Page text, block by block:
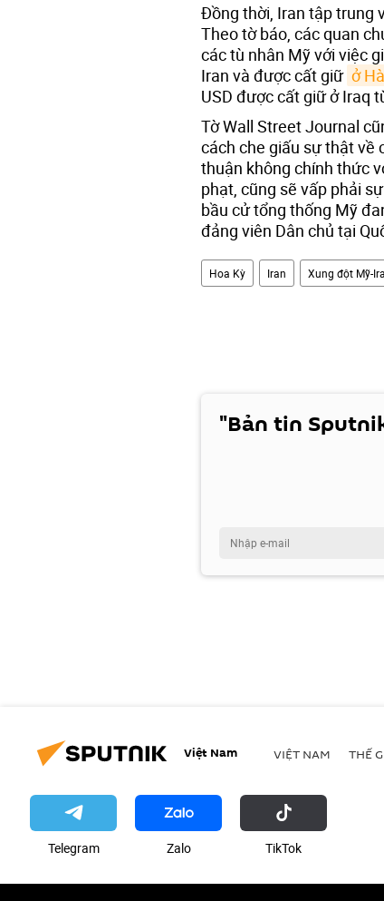
Đồng thời, Iran tập trung
Theo tờ báo, các quan
các tù nhân Mỹ với việc
Iran và được cất giữ ở
USD được cất giữ ở Iraq
Tờ Wall Street Journal
cách che giấu sự thật về
thuận không chính thức
phạt, cũng sẽ vấp phải
bầu cử tổng thống Mỹ
đảng viên Dân chủ tại
Hoa Kỳ Iran Xung đột Mỹ-
"Bản tin
Việt Nam VIỆT NAM THẾ
Telegram Zalo ТikТоk